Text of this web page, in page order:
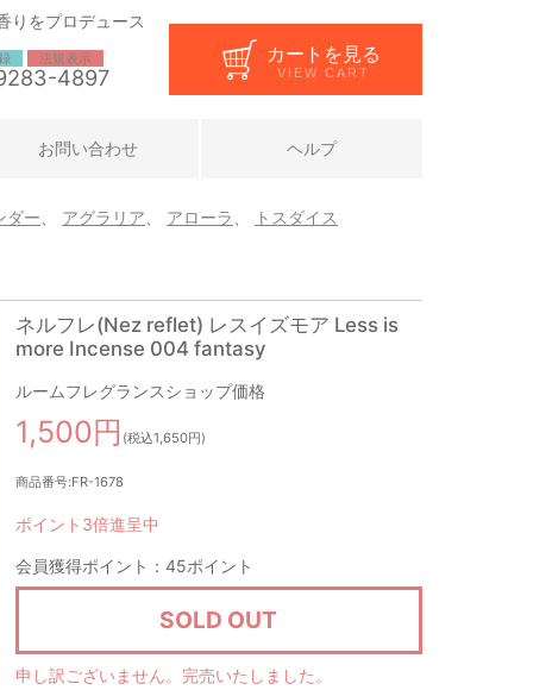
りをプロデュース
法規表示
4897
カートを見る
VIEW CART
お問い合わせ ヘルプ
ダー アグラリア アローラ トスダイス
ネルフレ(Nez reflet) レスイズモア Less is
more Incense 004 fantasy
ルームフレグランスショップ価格
1,500円 (税込1,650円)
商品番号:FR-1678
ポイント3倍進呈中
会員獲得ポイント：45ポイント
SOLD OUT
申し訳ございません。完売いたしました。